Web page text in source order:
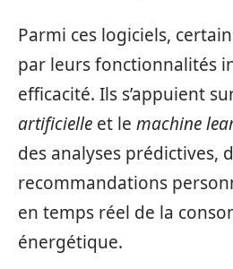
Parmi ces logiciels,
par leurs fonctionnalités
efficacité. Ils s’appuient
artificielle et le machine
des analyses prédictives,
recommandations
en temps réel de la
énergétique.